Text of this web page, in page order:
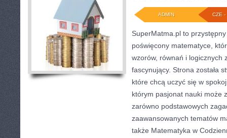
CZE -
ADMIN
SuperMatma.pl to
poświęcony matematyce,
wzorów, równań i logicznych
fascynujący. Strona została
które chcą uczyć się w
którym pasjonat nauki może
zarówno podstawowych
zaawansowanych tematów
także Matematyka w